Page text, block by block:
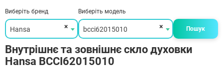
Виберіть бренд
×
Hansa
Виберіть модель
×
bcci62015010 Пошук
Внутрішнє та зовнішнє скло духовки
Hansa BCCI62015010